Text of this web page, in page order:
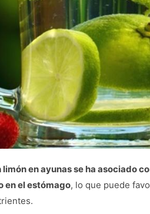
limón en ayunas se ha asociado
en el estómago, lo que puede